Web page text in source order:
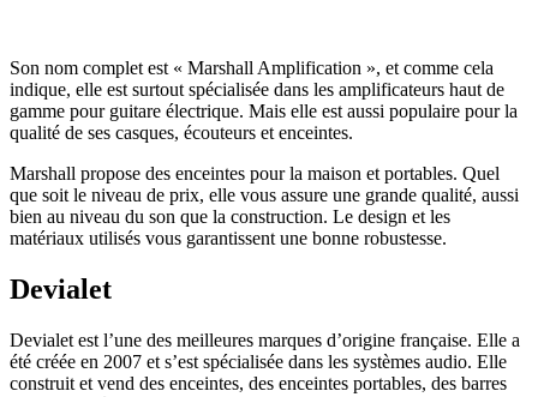
Son nom complet est « Marshall Amplification », et comme cela
indique, elle est surtout spécialisée dans les amplificateurs haut de
gamme pour guitare électrique. Mais elle est aussi populaire pour la
qualité de ses casques, écouteurs et enceintes.
Marshall propose des enceintes pour la maison et portables. Quel
que soit le niveau de prix, elle vous assure une grande qualité, aussi
bien au niveau du son que la construction. Le design et les
matériaux utilisés vous garantissent une bonne robustesse.
Devialet
Devialet est l’une des meilleures marques d’origine française. Elle a
été créée en 2007 et s’est spécialisée dans les systèmes audio. Elle
construit et vend des enceintes, des enceintes portables, des barres